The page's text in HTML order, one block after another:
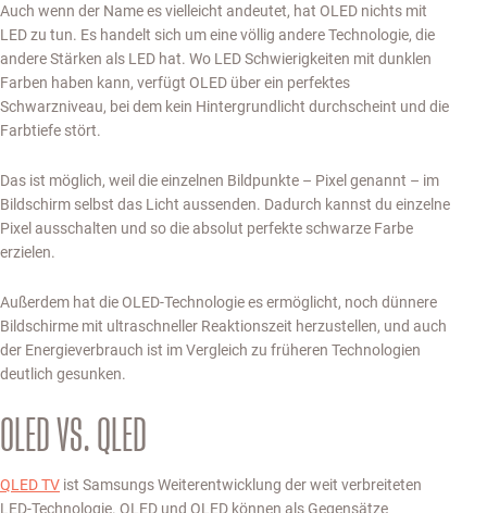
Auch wenn der Name es vielleicht andeutet, hat OLED nichts mit
LED zu tun. Es handelt sich um eine völlig andere Technologie, die
andere Stärken als LED hat. Wo LED Schwierigkeiten mit dunklen
Farben haben kann, verfügt OLED über ein perfektes
Schwarzniveau, bei dem kein Hintergrundlicht durchscheint und die
Farbtiefe stört.
Das ist möglich, weil die einzelnen Bildpunkte – Pixel genannt – im
Bildschirm selbst das Licht aussenden. Dadurch kannst du einzelne
Pixel ausschalten und so die absolut perfekte schwarze Farbe
erzielen.
Außerdem hat die OLED-Technologie es ermöglicht, noch dünnere
Bildschirme mit ultraschneller Reaktionszeit herzustellen, und auch
der Energieverbrauch ist im Vergleich zu früheren Technologien
deutlich gesunken.
OLED VS. QLED
QLED TV ist Samsungs Weiterentwicklung der weit verbreiteten
LED-Technologie. QLED und OLED können als Gegensätze